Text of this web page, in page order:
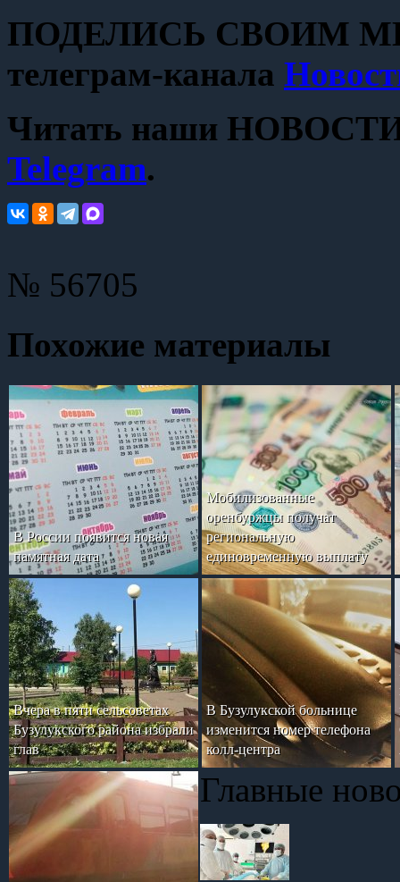
ПОДЕЛИСЬ СВОИМ
телеграм-канала
Читать наши НОВОСТИ
Telegram.
№ 56705
Похожие материалы
В России появится новая
памятная дата
Мобилизованные
оренбуржцы получат
региональную
единовременную выплату
Вчера в пяти сельсоветах
Бузулукского района избрали
глав
В Бузулукской больнице
изменится номер телефона
колл-центра
Главные